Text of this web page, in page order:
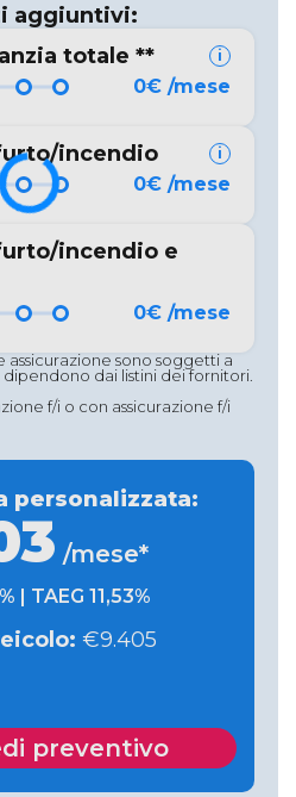
aggiuntivi:
totale ** i
0€ /mese
incendio i
0€ /mese
incendio e
0€ /mese
assicurazione sono soggetti a
dai listini dei fornitori.
f/i o con assicurazione f/i
personalizzata:
/mese*
| TAEG 11,53%
€9.405
preventivo